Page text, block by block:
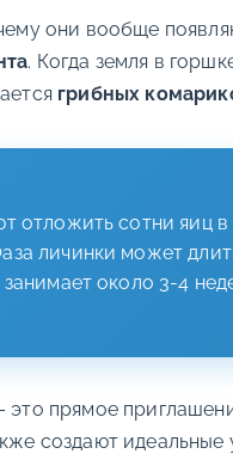
они вообще
. Когда земля в
грибных
отложить сотни яиц
личинки может
около 3-4
прямое
создают